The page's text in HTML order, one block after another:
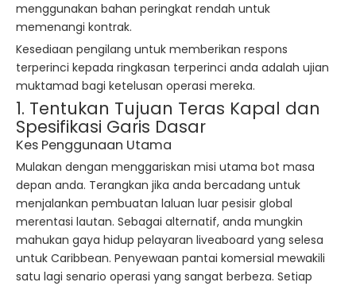
menggunakan bahan peringkat rendah untuk
memenangi kontrak.
Kesediaan pengilang untuk memberikan respons
terperinci kepada ringkasan terperinci anda adalah ujian
muktamad bagi ketelusan operasi mereka.
1. Tentukan Tujuan Teras Kapal dan
Spesifikasi Garis Dasar
Kes Penggunaan Utama
Mulakan dengan menggariskan misi utama bot masa
depan anda. Terangkan jika anda bercadang untuk
menjalankan pembuatan laluan luar pesisir global
merentasi lautan. Sebagai alternatif, anda mungkin
mahukan gaya hidup pelayaran liveaboard yang selesa
untuk Caribbean. Penyewaan pantai komersial mewakili
satu lagi senario operasi yang sangat berbeza. Setiap